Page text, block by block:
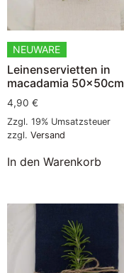
NEUWARE
Leinenservietten in
macadamia 50x50cm
4,90 €
Zzgl. 19% Umsatzsteuer
zzgl. Versand
In den Warenkorb